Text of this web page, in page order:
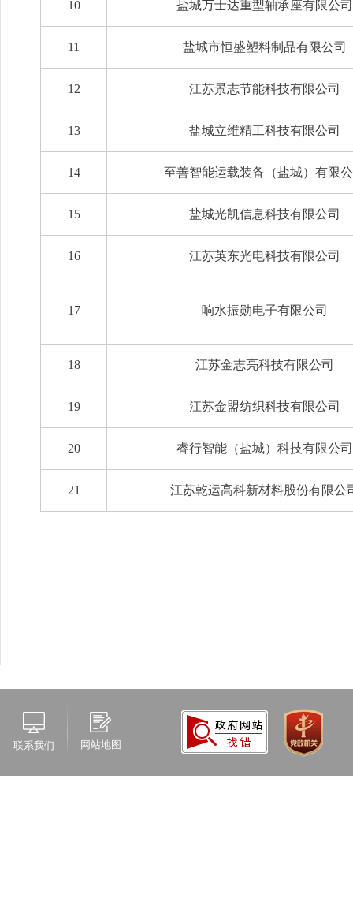
10 盐城万士达重型轴承座有限公司
11 盐城市恒盛塑料制品有限公司
12 江苏景志节能科技有限公司
13 盐城立维精工科技有限公司
14 至善智能运载装备（盐城）有限
15 盐城光凯信息科技有限公司
16 江苏英东光电科技有限公司
17 响水振勋电子有限公司
18 江苏金志亮科技有限公司
19 江苏金盟纺织科技有限公司
20 睿行智能（盐城）科技有限公司
21 江苏乾运高科新材料股份有限公
联系我们 网站地图